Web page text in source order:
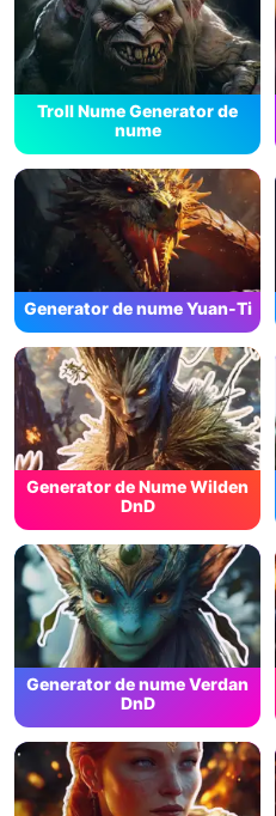
Troll Nume Generator de
nume
Generator de nume Yuan-Ti
Generator de Nume Wilden
DnD
Generator de nume Verdan
DnD